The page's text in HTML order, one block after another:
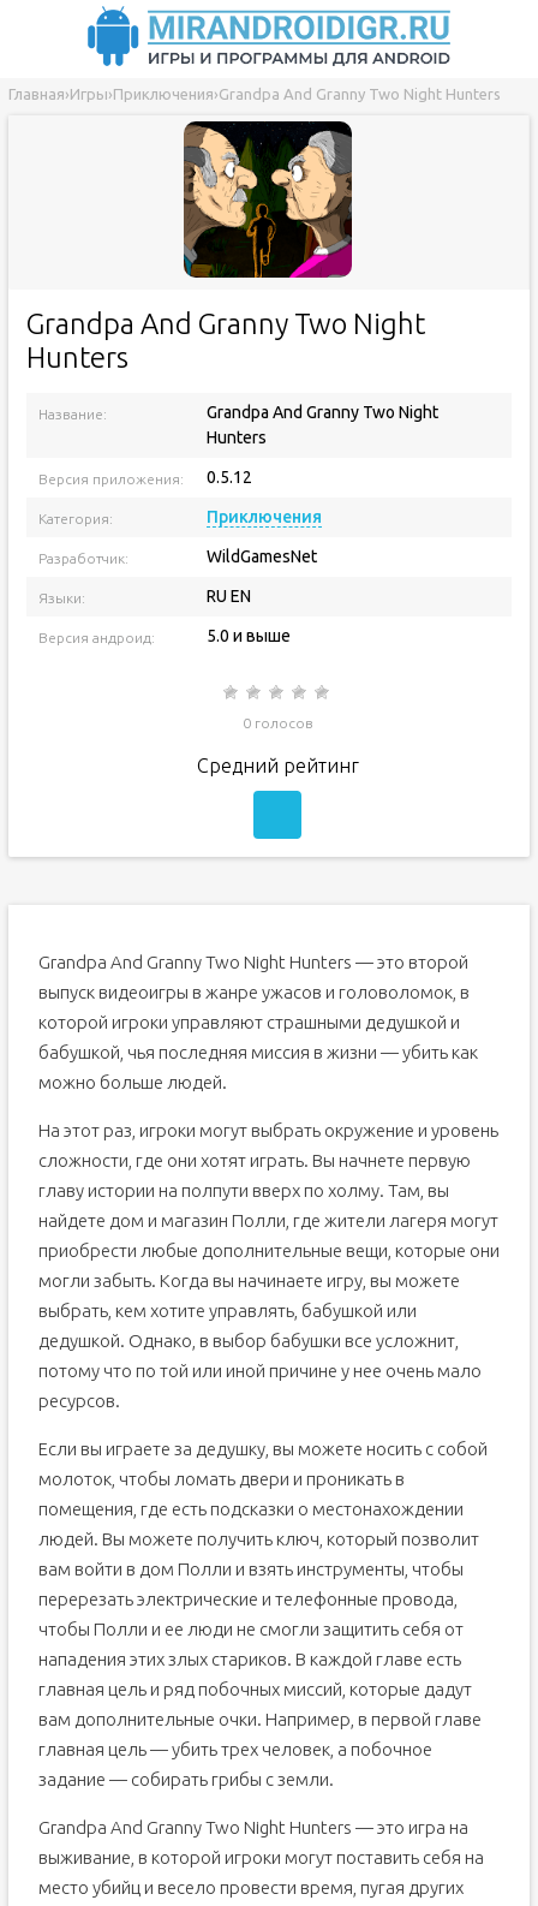
Главная›Игры›Приключения›Grandpa And Granny Two Night Hunters
Grandpa And Granny Two Night
Hunters
Название:
Grandpa And Granny Two Night
Hunters
Версия приложения: 0.5.12
Категория: Приключения
Разработчик: WildGamesNet
Языки: RU EN
Версия андроид: 5.0 и выше
0 голосов
Средний рейтинг
Grandpa And Granny Two Night Hunters — это второй
выпуск видеоигры в жанре ужасов и головоломок, в
которой игроки управляют страшными дедушкой и
бабушкой, чья последняя миссия в жизни — убить как
можно больше людей.
На этот раз, игроки могут выбрать окружение и уровень
сложности, где они хотят играть. Вы начнете первую
главу истории на полпути вверх по холму. Там, вы
найдете дом и магазин Полли, где жители лагеря могут
приобрести любые дополнительные вещи, которые они
могли забыть. Когда вы начинаете игру, вы можете
выбрать, кем хотите управлять, бабушкой или
дедушкой. Однако, в выбор бабушки все усложнит,
потому что по той или иной причине у нее очень мало
ресурсов.
Если вы играете за дедушку, вы можете носить с собой
молоток, чтобы ломать двери и проникать в
помещения, где есть подсказки о местонахождении
людей. Вы можете получить ключ, который позволит
вам войти в дом Полли и взять инструменты, чтобы
перерезать электрические и телефонные провода,
чтобы Полли и ее люди не смогли защитить себя от
нападения этих злых стариков. В каждой главе есть
главная цель и ряд побочных миссий, которые дадут
вам дополнительные очки. Например, в первой главе
главная цель — убить трех человек, а побочное
задание — собирать грибы с земли.
Grandpa And Granny Two Night Hunters — это игра на
выживание, в которой игроки могут поставить себя на
место убийц и весело провести время, пугая других